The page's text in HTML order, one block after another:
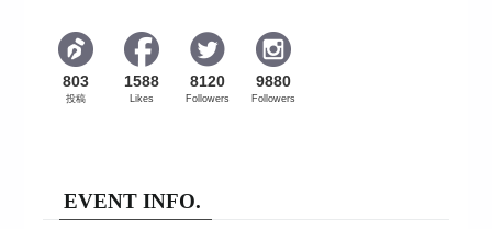
803
投稿
1588
Likes
8120
Followers
9880
Followers
EVENT INFO.